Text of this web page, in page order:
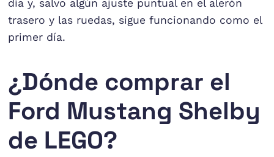
día y, salvo algún ajuste puntual en el alerón
trasero y las ruedas, sigue funcionando como el
primer día.
¿Dónde comprar el
Ford Mustang Shelby
de LEGO?